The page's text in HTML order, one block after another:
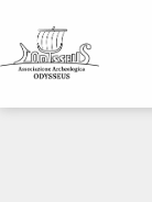
contenuto